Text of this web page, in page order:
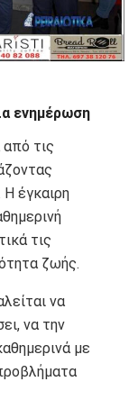
ενημέρωση
τις
έγκαιρη
τις
ζωής.
να
να την
με